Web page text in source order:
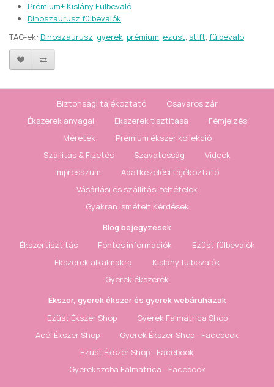
Prémium+ Kislány Fülbevaló
Dinoszaurusz fülbevalók
TAG-ek: Dinoszaurusz, gyerek, prémium, ezüst, stift, fülbevaló
Biztonsági tájékoztató
Csavaros zár
Ékszerek anyagai
Ékszerek tisztítása
Fémjelzés
Méretek
Prémium ékszer kollekció
Szállítás & Fizetés
Szavatosság
Videók
Impresszum
Adatkezelési tájékoztató
Vásárlási és szállítási feltételek
Gyakran Ismételt Kérdések
Blog bejegyzések
Ékszertisztítás
Fontos információk
Ezüst fülbevalók
Ékszerek alkalmakra
Kislány fülbevalók
Gyerek ékszerek
Ékszer, gyerek ékszer és gyerek webáruházak
Ezüst Ékszer Shop
Gyerek Falmatrica Shop
Acél Ékszer Shop
Gyerek Ékszer Shop - Facebook
Ezüst Ékszer Shop - Facebook
Gyerekszoba Falmatrica - Facebook